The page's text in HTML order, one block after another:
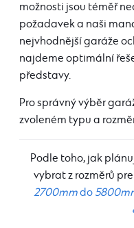
možnosti jsou téměř
požadavek a naši
nejvhodnější garáže
najdeme optimální
představy.
Pro správný výběr
zvoleném typu a
Podle toho, jak
vybrat z rozměrů
2700mmdo